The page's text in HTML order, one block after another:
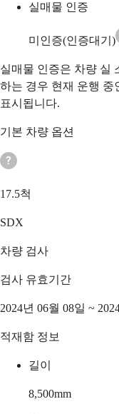
실매물 인증
미인증(인증대기)
실매물 인증은 차량 실
하는 경우 현재 운행 중
표시됩니다.
기본 차량 옵션
17.5척
SDX
차량 검사
검사 유효기간
2024년 06월 08일 ~
적재함 정보
길이
8,500mm